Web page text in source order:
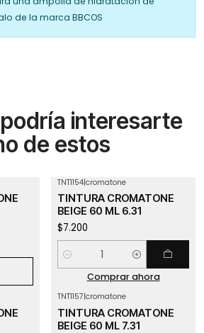
de la marca BBCOS
interesarte
de estos
TNT1154|cromatone
TINTURA CROMATONE
BEIGE 60 ML 6.31
$7.200
Cantidad
Comprar ahora
TNT1157|cromatone
TINTURA CROMATONE
BEIGE 60 ML 7.31